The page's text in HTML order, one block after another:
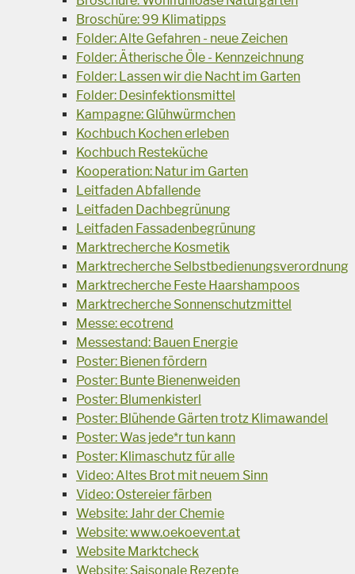
Broschüre: 99 Klimatipps
Folder: Alte Gefahren - neue Zeichen
Folder: Ätherische Öle - Kennzeichnung
Folder: Lassen wir die Nacht im Garten
Folder: Desinfektionsmittel
Kampagne: Glühwürmchen
Kochbuch Kochen erleben
Kochbuch Resteküche
Kooperation: Natur im Garten
Leitfaden Abfallende
Leitfaden Dachbegrünung
Leitfaden Fassadenbegrünung
Marktrecherche Kosmetik
Marktrecherche Selbstbedienungsverordnung
Marktrecherche Feste Haarshampoos
Marktrecherche Sonnenschutzmittel
Messe: ecotrend
Messestand: Bauen Energie
Poster: Bienen fördern
Poster: Bunte Bienenweiden
Poster: Blumenkisterl
Poster: Blühende Gärten trotz Klimawandel
Poster: Was jede*r tun kann
Poster: Klimaschutz für alle
Video: Altes Brot mit neuem Sinn
Video: Ostereier färben
Website: Jahr der Chemie
Website: www.oekoevent.at
Website Marktcheck
Website: Saisonale Rezepte